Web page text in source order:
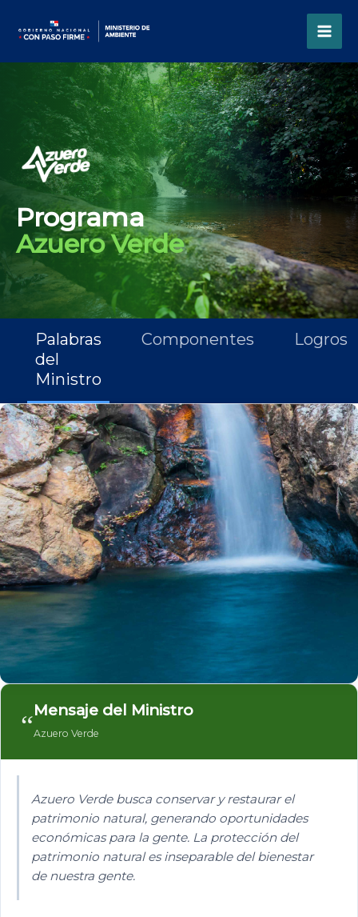
Programa
Azuero Verde
Palabras
del
Ministro
Componentes Logros
“Mensaje del Ministro
Azuero Verde
Azuero Verde busca conservar y restaurar el
patrimonio natural, generando oportunidades
económicas para la gente. La protección del
patrimonio natural es inseparable del bienestar
de nuestra gente.